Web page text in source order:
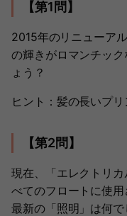
【第1問】
2015年のリニューア
の輝きがロマンチッ
ょう？
ヒント：髪の長いプ
【第2問】
現在、「エレクトリ
べてのフロートに使
最新の「照明」は何で